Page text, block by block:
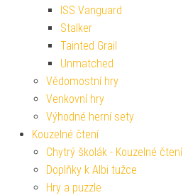
ISS Vanguard
Stalker
Tainted Grail
Unmatched
Vědomostní hry
Venkovní hry
Výhodné herní sety
Kouzelné čtení
Chytrý školák - Kouzelné čtení
Doplňky k Albi tužce
Hry a puzzle